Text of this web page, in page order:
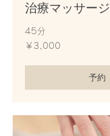
治療マッサージ
45分
3,000
円
￥3,000
予約